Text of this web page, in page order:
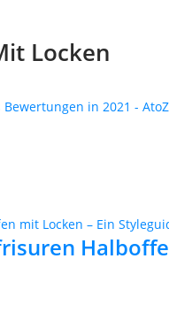
Locken
in 2021 -